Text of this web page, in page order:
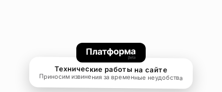
Технические работы на сайте
Приносим извинения за временные неудобства